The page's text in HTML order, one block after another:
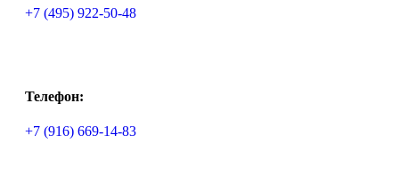
+7 (495) 922-50-48
Телефон:
+7 (916) 669-14-83